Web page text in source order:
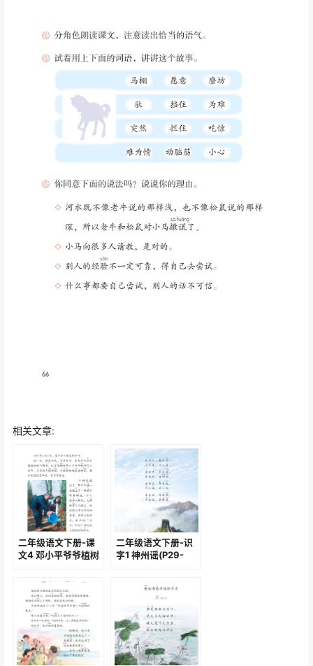
相关文章:
二年级语文下册-课
文4 邓小平爷爷植树
二年级语文下册-识
字1 神州谣(P29-